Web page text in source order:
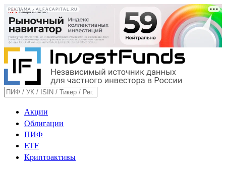
РЕКЛАМА • ALFACAPITAL.RU
Акции
Облигации
ПИФ
ETF
Криптоактивы